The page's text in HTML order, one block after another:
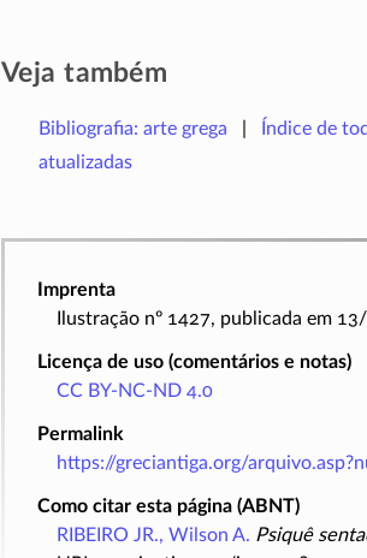
Veja também
Bibliografia: arte grega Índice de
atualizadas
Imprenta
Ilustração nº 1427, publicada em
Licença de uso (comentários e notas)
CC BY-NC-ND 4.0
Permalink
https://greciantiga.org/
Como citar esta página (ABNT)
RIBEIRO JR., Wilson A. Psiquê